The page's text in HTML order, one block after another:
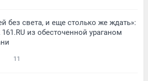
без света, и еще столько же ждать»:
из обесточенной ураганом
11